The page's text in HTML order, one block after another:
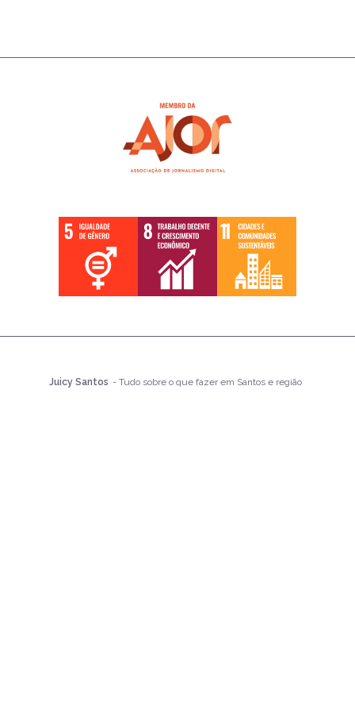
Juicy Santos - Tudo sobre o que fazer em Santos e região